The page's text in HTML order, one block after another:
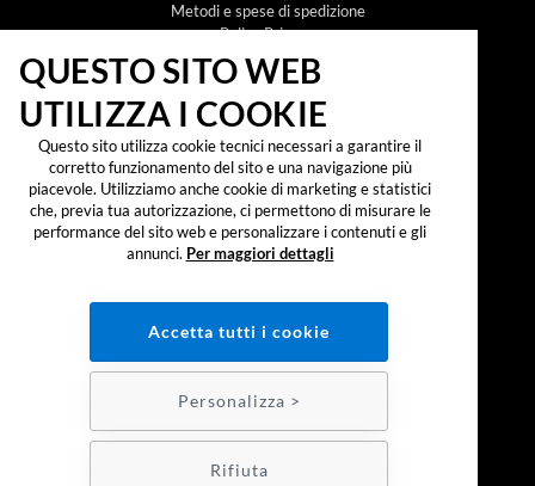
Metodi e spese di spedizione
Policy Privacy
Policy Cookie
NEWSLETTER
Iscrivendomi alla newsletter dichiaro di aver preso
visione dell'
informativa sul trattamento dei dati
personali secondo il reg. UE 2016/679 ("GDPR")
accetto di ricevere promozioni, offerte e
PAGAMENTI:
QUESTO SITO WEB
UTILIZZA I COOKIE
Questo sito utilizza cookie tecnici necessari a garantire il
corretto funzionamento del sito e una navigazione più
piacevole. Utilizziamo anche cookie di marketing e statistici
che, previa tua autorizzazione, ci permettono di misurare le
performance del sito web e personalizzare i contenuti e gli
annunci. Per maggiori dettagli
Accetta tutti i cookie
Rifiuta
Personalizza >